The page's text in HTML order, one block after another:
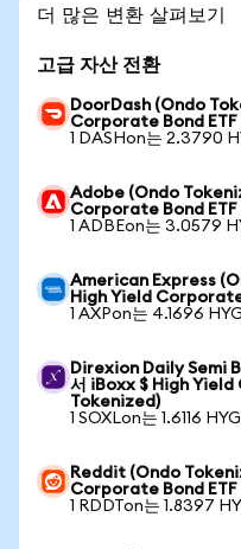
더 많은 변환 살펴보기
고급 자산 전환
DoorDash (Ondo
Corporate Bond
1 DASHon는 2.3790
Adobe (Ondo
Corporate Bond
1 ADBEon는 3.0579
American Express
High Yield
1 AXPon는 4.1696
Direxion Daily Semi
서 iBoxx $ High
Tokenized)
1 SOXLon는 1.6116
Reddit (Ondo
Corporate Bond
1 RDDTon는 1.8397